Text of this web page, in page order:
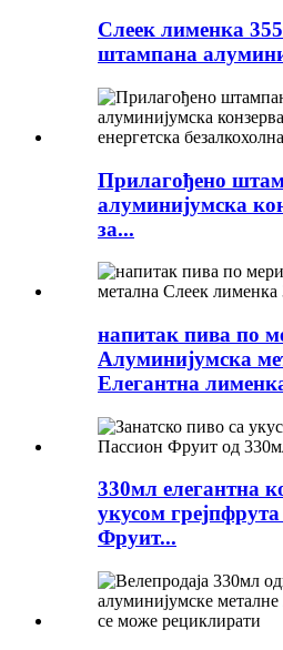
Слеек лименка
штампана
Прилагођено
алуминијумска
за...
напитак пива по
Алуминијумска
Елегантна
330мл елегантна
укусом
Фруит...